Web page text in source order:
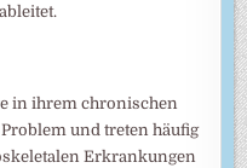
in ihrem chronischen
und treten häufig
Erkrankungen